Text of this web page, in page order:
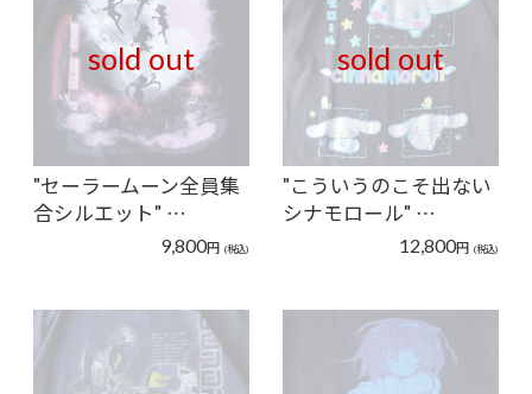
sold out
"セーラームーン全員集
合シルエット" …
9,800円 (税込)
sold out
"こういうのこそ出ない
シナモロール" …
12,800円 (税込)